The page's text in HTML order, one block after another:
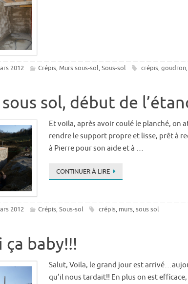
2012 Crépis, Murs sous-sol, Sous-sol crépis, goudron,
sol, début de
Et voila, après avoir coulé le planché, on
rendre le support propre et lisse, prêt à
à Pierre pour son aide et à …
CONTINUER À LIRE
2012 Crépis, Sous-sol crépis, murs, sous sol
ça baby!!!
Salut, Voila, le grand jour est
qu’il nous tardait!! En plus on est